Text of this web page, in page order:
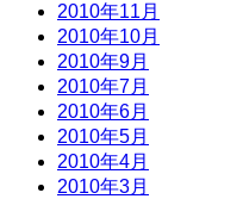
2010年11月
2010年10月
2010年9月
2010年7月
2010年6月
2010年5月
2010年4月
2010年3月